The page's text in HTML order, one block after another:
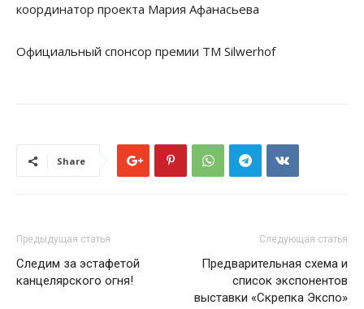
координатор проекта Мария Афанасьева
Официальный спонсор премии TM Silwerhof
Share
Предыдущая статья
Следим за эстафетой
канцелярского огня!
Следующая статья
Предварительная схема и
список экспонентов
выставки «Скрепка Экспо»